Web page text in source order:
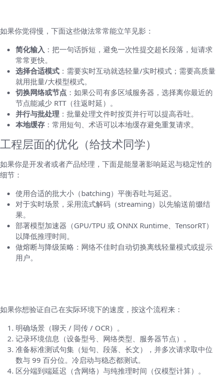
如果你觉得慢，下面这些做法常常能立竿见影：
简化输入 ：把一句话拆短，避免一次性提交超长段落，短请求
常常更快。
选择合适模式 ：需要实时互动就选轻量/实时模式；需要高质量
就用批量/大模型模式。
切换网络或节点 ：如果公司有多区域服务器，选择离你最近的
节点能减少 RTT（往返时延）。
并行与批处理 ：批量处理文件时按页并行可以提高吞吐。
本地缓存 ：常用短句、术语可以本地缓存避免重复请求。
工程层面的优化（给技术同学）
如果你是开发者或者产品经理，下面是能显著影响延迟与稳定性的
细节：
使用合适的批大小（batching）平衡吞吐与延迟。
对于实时场景，采用流式解码（streaming）以先输送前缀结
果。
部署模型加速器（GPU/TPU 或 ONNX Runtime、TensorRT）
以降低推理时间。
做熔断与降级策略：网络不佳时自动切换离线轻量模式或提示
用户。
如果你想验证自己在实际环境下的速度，按这个流程来：
明确场景（聊天 / 同传 / OCR）。
记录环境信息（设备型号、网络类型、服务器节点）。
准备标准测试句集（短句、段落、长文），并多次请求取中位
数与 99 百分位。冷启动与稳态都测试。
区分端到端延迟（含网络）与纯推理时间（仅模型计算）。